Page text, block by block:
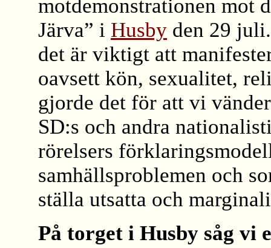
motdemonstrationen mot
Järva” i Husby den 29
det är viktigt att
oavsett kön, sexualitet,
gjorde det för att vi
SD:s och andra
rörelsers
samhällsproblemen och
ställa utsatta och
På torget i Husby såg vi